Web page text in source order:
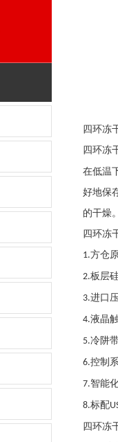
四环冻
四环冻
在低温
好地保
的干燥
四环冻
1.方仓
2.板层
3.进口
4.液晶
5.冷阱
6.控制
7.智能
8.标配
四环冻